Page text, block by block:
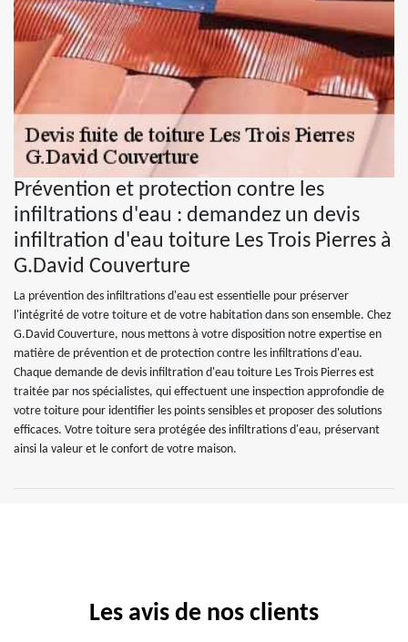
Prévention et protection contre les
infiltrations d'eau : demandez un devis
infiltration d'eau toiture Les Trois Pierres à
G.David Couverture
La prévention des infiltrations d'eau est essentielle pour préserver
l'intégrité de votre toiture et de votre habitation dans son ensemble. Chez
G.David Couverture, nous mettons à votre disposition notre expertise en
matière de prévention et de protection contre les infiltrations d'eau.
Chaque demande de devis infiltration d'eau toiture Les Trois Pierres est
traitée par nos spécialistes, qui effectuent une inspection approfondie de
votre toiture pour identifier les points sensibles et proposer des solutions
efficaces. Votre toiture sera protégée des infiltrations d'eau, préservant
ainsi la valeur et le confort de votre maison.
Les avis de nos clients